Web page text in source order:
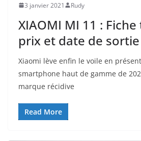
3 janvier 2021 Rudy
XIAOMI MI 11 :
prix et date de sortie
Xiaomi lève enfin le voile en
smartphone haut de gamme de
marque récidive
Read More